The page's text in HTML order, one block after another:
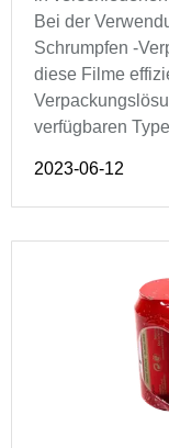
Bei der
Schrumpfen -
diese Filme
verfügbaren
2023-06-12